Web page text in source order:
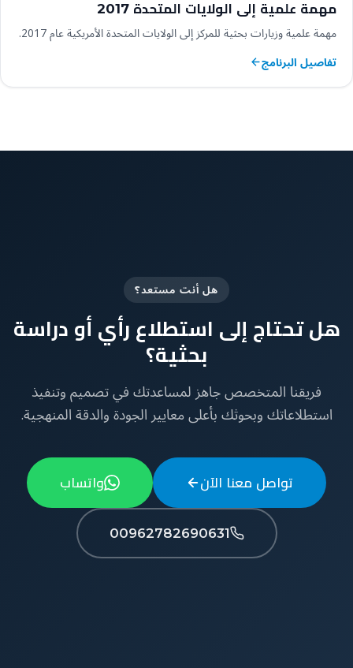
مهمة علمية إلى الولايات المتحدة 2017
مهمة علمية وزيارات بحثية للمركز إلى الولايات المتحدة الأمريكية عام 2017.
تفاصيل البرنامج
هل أنت مستعد؟
هل تحتاج إلى استطلاع رأي أو دراسة
بحثية؟
فريقنا المتخصص جاهز لمساعدتك في تصميم وتنفيذ
استطلاعاتك وبحوثك بأعلى معايير الجودة والدقة المنهجية.
تواصل معنا الآن واتساب
00962782690631